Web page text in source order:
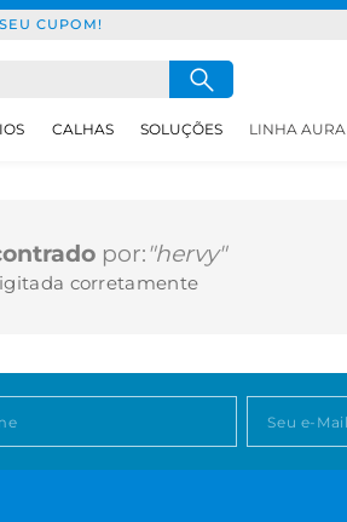
CUPOM!
CALHAS SOLUÇÕES LINHA AURA
por:"hervy"
corretamente